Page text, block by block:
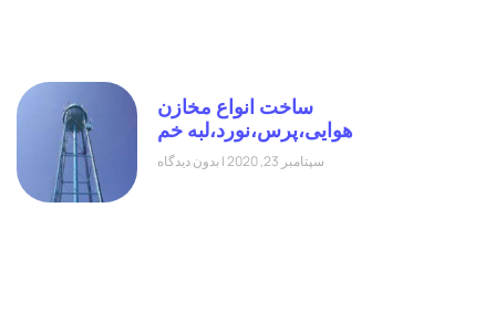
ساخت انواع مخازن
هوایی،پرس،نورد،لبه خم
سپتامبر 23, 2020 بدون دیدگاه